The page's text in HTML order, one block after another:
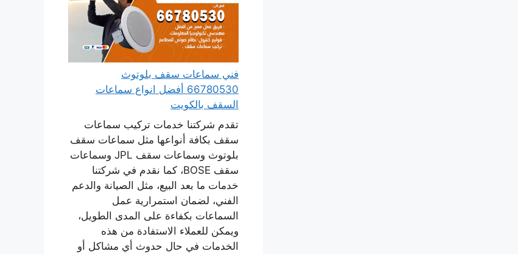
فني سماعات سقف بلوتوث
66780530 أفضل انواع سماعات
السقف بالكويت
تقدم شركتنا خدمات تركيب سماعات
سقف بكافة أنواعها مثل سماعات سقف
بلوتوث وسماعات سقف JPL وسماعات
سقف BOSE، كما نقدم في شركتنا
خدمات ما بعد البيع، مثل الصيانة والدعم
الفني، لضمان استمرارية عمل
السماعات بكفاءة على المدى الطويل،
ويمكن للعملاء الاستفادة من هذه
الخدمات في حال حدوث أي مشاكل أو